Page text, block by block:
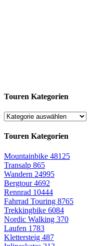
Touren Kategorien
Touren Kategorien
Mountainbike 48125
Transalp 865
Wandern 24995
Bergtour4692
Rennrad 10444
Fahrrad Touring 8765
Trekkingbike 6084
Nordic Walking 370
Laufen 1783
Klettersteig 487